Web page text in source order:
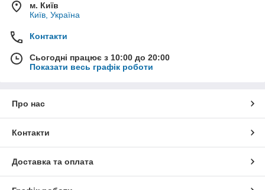
м. Київ
Київ, Україна
Контакти
Сьогодні працює з 10:00 до 20:00
Показати весь графік роботи
Про нас
Контакти
Доставка та оплата